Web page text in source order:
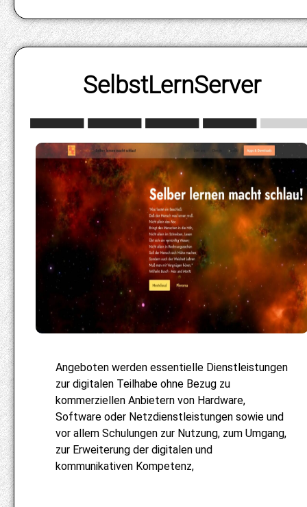
SelbstLernServer
Angeboten werden essentielle Dienstleistungen
zur digitalen Teilhabe ohne Bezug zu
kommerziellen Anbietern von Hardware,
Software oder Netzdienstleistungen sowie und
vor allem Schulungen zur Nutzung, zum Umgang,
zur Erweiterung der digitalen und
kommunikativen Kompetenz,